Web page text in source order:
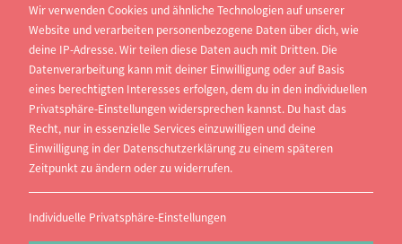
Wir verwenden Cookies und ähnliche Technologien auf unserer
Website und verarbeiten personenbezogene Daten über dich, wie
deine IP-Adresse. Wir teilen diese Daten auch mit Dritten. Die
Datenverarbeitung kann mit deiner Einwilligung oder auf Basis
eines berechtigten Interesses erfolgen, dem du in den individuellen
Privatsphäre-Einstellungen widersprechen kannst. Du hast das
Recht, nur in essenzielle Services einzuwilligen und deine
Einwilligung in der Datenschutzerklärung zu einem späteren
Zeitpunkt zu ändern oder zu widerrufen.
Individuelle Privatsphäre-Einstellungen
„MINT ist nicht nur eine Option für zukünftige
Nobelpreisträger“
Prof. Dr. Harald Lesch im Interview der Publikation
„Perspektive MINT“ des Bundesministerium für
Bildung und Forschung (BMBF).
Was ist MINT?
MINT steht fürMathematik,Informatik,
Naturwissenschaft undTechnik.